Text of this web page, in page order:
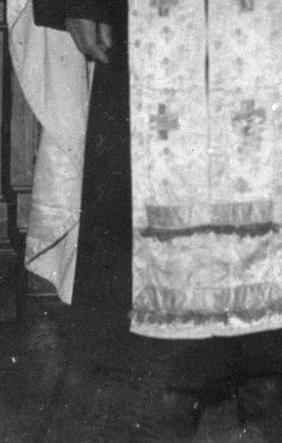
Историческое описание церкви
Один из старейших храмов
Святых.
Вопрос о времени
старостой храма Крискентией
храме, носящем имя Всех
речь идет о пожертвовании в
купчихой П гильдии - Павлой
поминовение своих
тысяч храмов по всей Руси
Есть сведения, что в 30-е годы
можно найти в книге
происшедшей в здании храма в
между собой множество
приведен в полное запустение.
разобраны полы и печи,
19 октября 1946 года по